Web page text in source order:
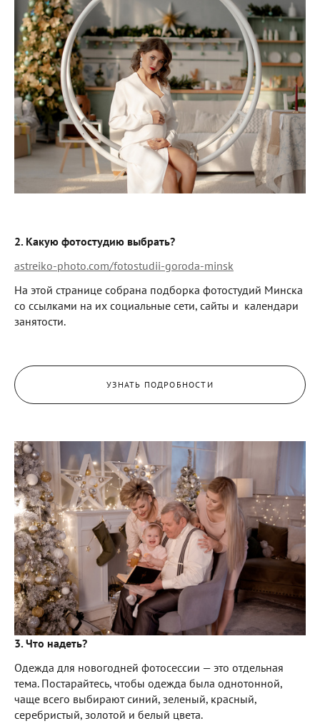
2. Какую фотостудию выбрать?
astreiko-photo.com/fotostudii-goroda-minsk
На этой странице собрана подборка фотостудий Минска
со ссылками на их социальные сети, сайты и календари
занятости.
УЗНАТЬ ПОДРОБНОСТИ
3. Что надеть?
Одежда для новогодней фотосессии — это отдельная
тема. Постарайтесь, чтобы одежда была однотонной,
чаще всего выбирают синий, зеленый, красный,
серебристый, золотой и белый цвета.